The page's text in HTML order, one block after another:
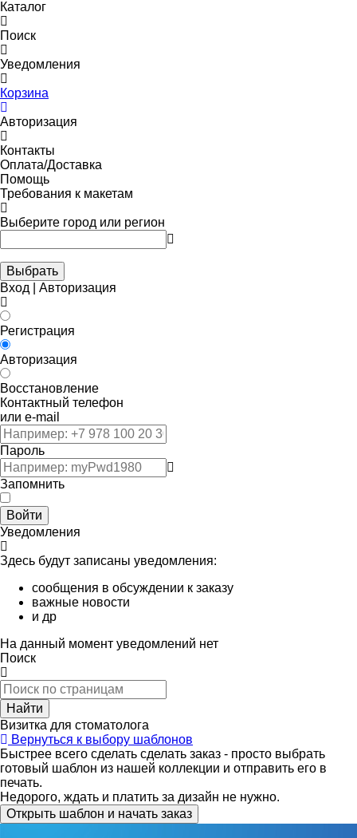
Каталог
Поиск
Уведомления
Корзина
Авторизация
Контакты
Оплата/Доставка
Помощь
Требования к макетам
Выберите город или регион
Выбрать
Вход | Авторизация
Регистрация
Авторизация
Восстановление
Контактный телефон
или e-mail
Пароль
Запомнить
Войти
Уведомления
Здесь будут записаны уведомления:
сообщения в обсуждении к заказу
важные новости
и др
На данный момент уведомлений нет
Поиск
Найти
Визитка для стоматолога
Вернуться к выбору шаблонов
Быстрее всего сделать сделать заказ - просто выбрать
готовый шаблон из нашей коллекции и отправить его в
печать.
Недорого, ждать и платить за дизайн не нужно.
Открыть шаблон и начать заказ